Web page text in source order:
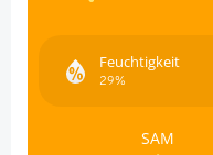
Feuchtigkeit
29%
SAM